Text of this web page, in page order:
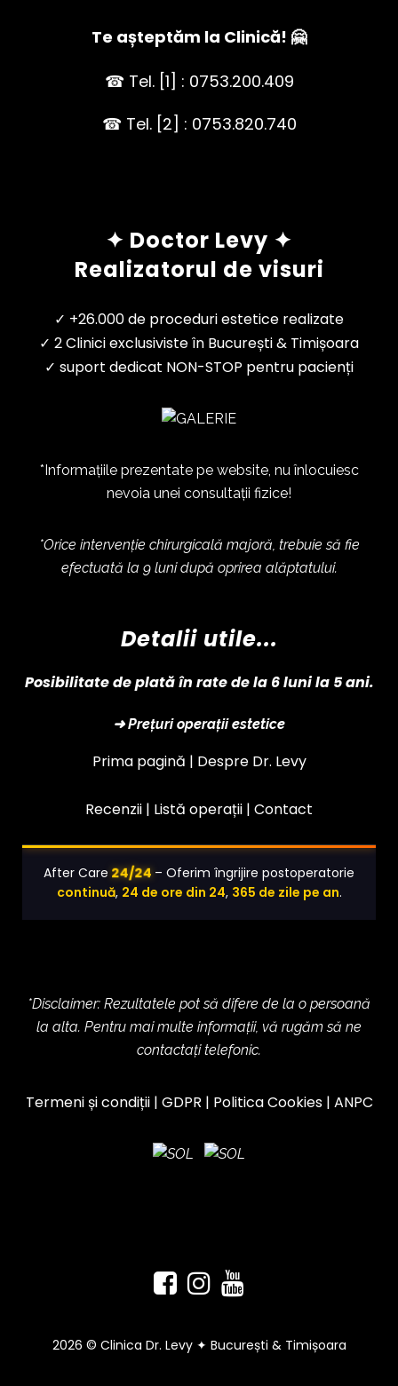
Te așteptăm la Clinică! 🤗
☎ Tel. [1] : 0753.200.409
☎ Tel. [2] : 0753.820.740
✦ Doctor Levy ✦
Realizatorul de visuri
✓ +26.000 de proceduri estetice realizate
✓ 2 Clinici exclusiviste în București & Timișoara
✓ suport dedicat NON-STOP pentru pacienți
*Informațiile prezentate pe website, nu înlocuiesc
nevoia unei consultații fizice!
*Orice intervenție chirurgicală majoră, trebuie să fie
efectuată la 9 luni după oprirea alăptatului.
Detalii utile...
Posibilitate de plată în rate de la 6 luni la 5 ani.
➜ Prețuri operații estetice
Prima pagină | Despre Dr. Levy
Recenzii | Listă operații | Contact
After Care 24/24 – Oferim îngrijire postoperatorie
continuă, 24 de ore din 24, 365 de zile pe an.
*Disclaimer: Rezultatele pot să difere de la o persoană
la alta. Pentru mai multe informații, vă rugăm să ne
contactați telefonic.
Termeni și condiții| GDPR | Politica Cookies| ANPC
2026 © Clinica Dr. Levy ✦ București & Timișoara